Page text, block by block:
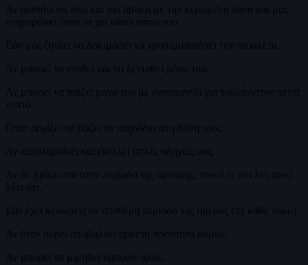
Αν αισθάνεται όλο και πιο άβολα με την λερωμένη πάνα και μας
ενημερώνει όταν τα χει κάνει πάνω του.
Εάν μας ζητάει να δοκιμάσει να χρησιμοποιήσει την τουαλέτα.
Αν μπορεί να ντυθεί και να ξεντυθεί μόνο του.
Αν μπορεί να παίξει μόνο του με έναπαιχνίδι για τουλάχιστον πέντε
λεπτά.
Όταν αρχίζει να βάζει τα παιχνίδια στη θέση τους.
Αν καταλαβαίνει και εκτελεί απλές οδηγίες σας.
Αν δε βρίσκεται στην περίοδο της άρνησης, που ό,τι του λες αυτό
λέει όχι.
Εάν έχει κενώσεις σε σταθερή περίοδο της ημέρας (πχ κάθε πρωί).
Αν όταν ουρεί αποβάλλει αρκετή ποσότητα ούρων.
Αν μπορεί να μιμηθεί κάποιον άλλο.